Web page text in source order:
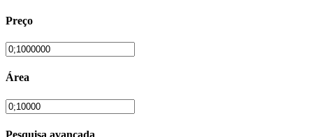
Preço
Área
Pesquisa avançada